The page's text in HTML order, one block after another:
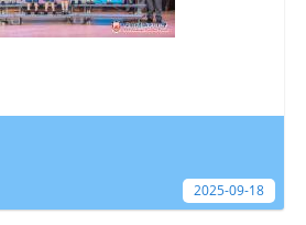
2025-09-18